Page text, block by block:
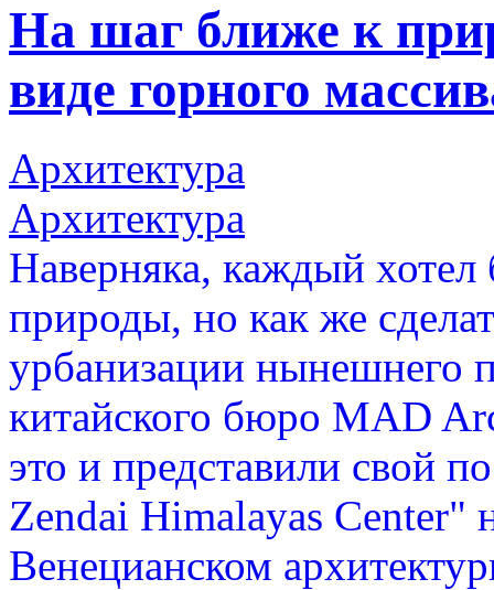
На шаг ближе к
виде горного
Архитектура
Архитектура
Наверняка, каждый
природы, но как же
урбанизации нынешнего
китайского бюро MAD
это и представили свой
Zendai Himalayas Center"
Венецианском